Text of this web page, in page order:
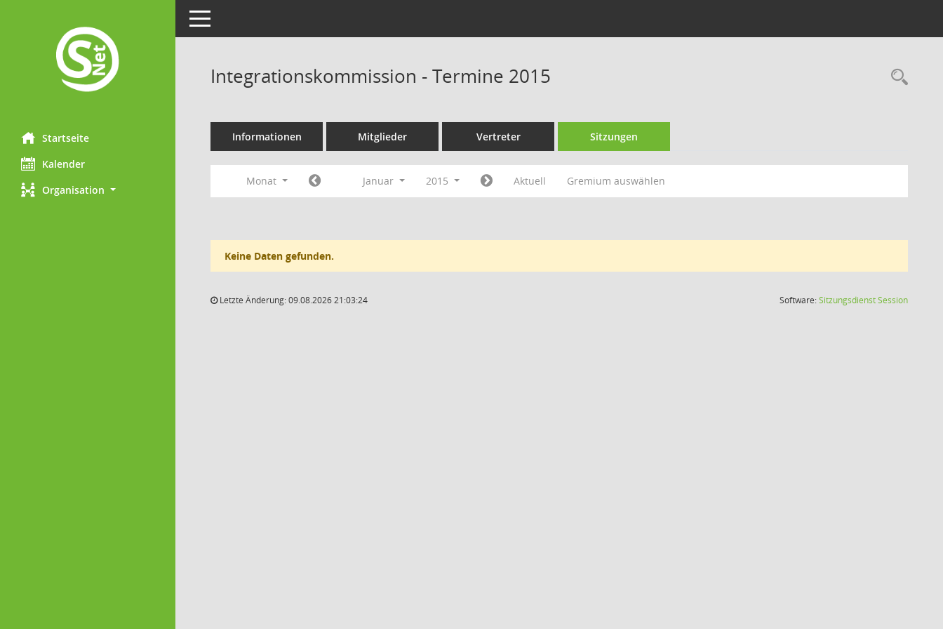
Startseite
Kalender
Organisation
Toggle navigation
Integrationskommission - Termine 2015
Informationen Mitglieder Vertreter Sitzungen
Monat Januar 2015 Aktuell Gremium auswählen
Keine Daten gefunden.
Letzte Änderung: 09.08.2026 21:03:24 Software:SitzungsdienstSession(Wird in